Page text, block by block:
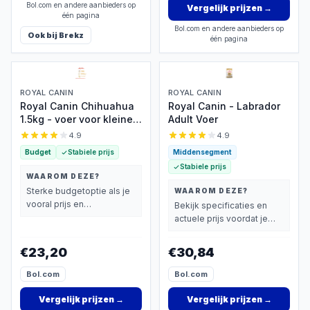
Bol.com en andere aanbieders op
één pagina
Ook bij Brekz
Vergelijk prijzen→
Bol.com en andere aanbieders op
één pagina
ROYAL CANIN
Royal Canin Chihuahua
1.5kg - voer voor kleine
kaakjes
4.9
Budget Stabiele prijs
WAAROM DEZE?
Sterke budgetoptie als je
vooral prijs en
€23,20
Bol.com
Vergelijk prijzen→
ROYAL CANIN
Royal Canin - Labrador
Adult Voer
4.9
Middensegment
Stabiele prijs
WAAROM DEZE?
Bekijk specificaties en
actuele prijs voordat je
€30,84
Bol.com
Vergelijk prijzen→